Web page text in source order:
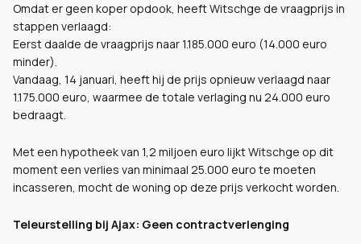
Omdat er geen koper opdook, heeft Witschge de vraagprijs in
stappen verlaagd:
Eerst daalde de vraagprijs naar 1.185.000 euro (14.000 euro
minder).
Vandaag, 14 januari, heeft hij de prijs opnieuw verlaagd naar
1.175.000 euro, waarmee de totale verlaging nu 24.000 euro
bedraagt.
Met een hypotheek van 1,2 miljoen euro lijkt Witschge op dit
moment een verlies van minimaal 25.000 euro te moeten
incasseren, mocht de woning op deze prijs verkocht worden.
Teleurstelling bij Ajax: Geen contractverlenging